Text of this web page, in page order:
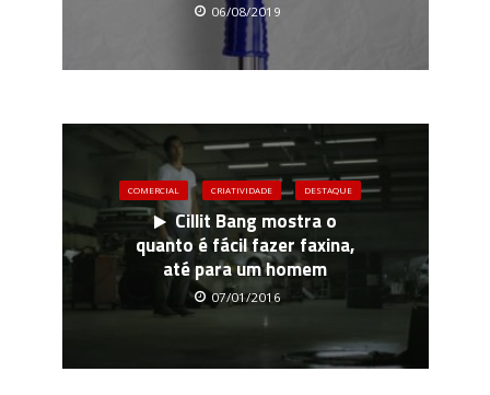
06/08/2019
COMERCIAL CRIATIVIDADE DESTAQUE
Cillit Bang mostra o
quanto é fácil fazer faxina,
até para um homem
07/01/2016